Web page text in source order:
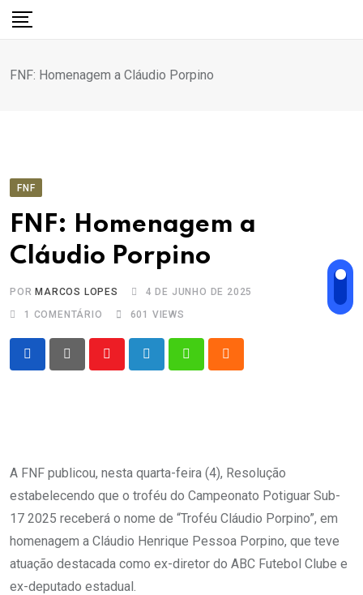
para
conteúdo
FNF: Homenagem a Cláudio Porpino
FNF
FNF: Homenagem a
Cláudio Porpino
POR MARCOS LOPES
4 DE JUNHO DE 2025
1
COMENTÁRIO 601 VIEWS
A FNF publicou, nesta quarta-feira (4), Resolução
estabelecendo que o troféu do Campeonato Potiguar Sub-
17 2025 receberá o nome de “Troféu Cláudio Porpino”, em
homenagem a Cláudio Henrique Pessoa Porpino, que teve
atuação destacada como ex-diretor do ABC Futebol Clube e
ex-deputado estadual.